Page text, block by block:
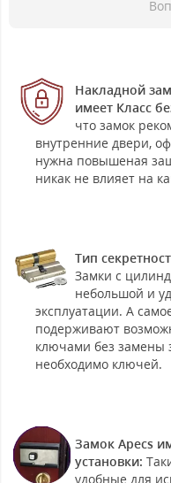
Накладной
имеет Класс
что замок
внутренние двери,
нужна повышеная
никак не влияет на
Тип
Замки с
небольшой и
эксплуатации. А
подерживают
ключами без замены
необходимо ключей.
Замок Apecs
установки:
удобные для